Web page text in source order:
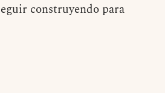
construyendo para